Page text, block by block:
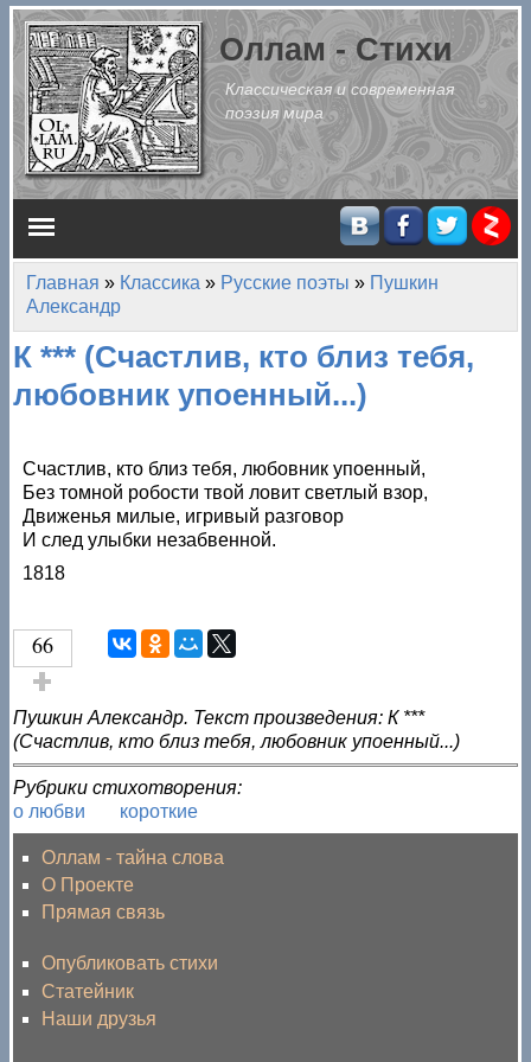
Перейти к основному содержанию
Оллам - Стихи
Классическая и современная
поэзия мира
Главное меню
Вы здесь
Главная » Классика » Русские поэты » Пушкин
Александр
К *** (Счастлив, кто близ тебя,
любовник упоенный...)
Счастлив, кто близ тебя, любовник упоенный,
Без томной робости твой ловит светлый взор,
Движенья милые, игривый разговор
И след улыбки незабвенной.
1818
66
Голос за!
Пушкин Александр. Текст произведения: К ***
(Счастлив, кто близ тебя, любовник упоенный...)
Рубрики стихотворения:
о любви
короткие
Оллам - тайна слова
О Проекте
Прямая связь
Опубликовать стихи
Статейник
Наши друзья